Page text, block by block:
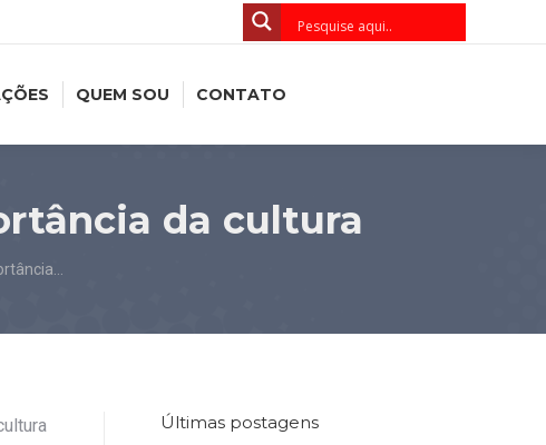
QUEM SOU CONTATO
da cultura
Últimas postagens